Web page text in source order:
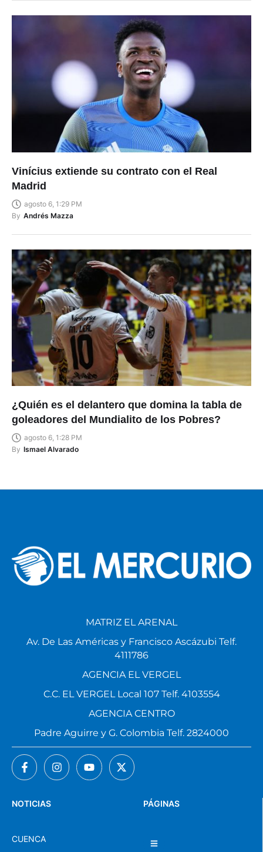
Vinícius extiende su contrato con el Real
Madrid
agosto 6, 1:29 PM
By Andrés Mazza
¿Quién es el delantero que domina la tabla de
goleadores del Mundialito de los Pobres?
agosto 6, 1:28 PM
By Ismael Alvarado
PÁGINAS
NOTICIAS
CUENCA
MATRIZ EL ARENAL
Av. De Las Américas y Francisco Ascázubi Telf.
4111786
AGENCIA EL VERGEL
C.C. EL VERGEL Local 107 Telf. 4103554
AGENCIA CENTRO
Padre Aguirre y G. Colombia Telf. 2824000